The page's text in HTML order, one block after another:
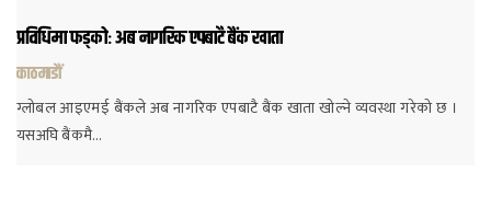
प्रविधिमा फड्कोः अब नागरिक एपबाटै बैंक खाता
काठमाडौं
ग्लोबल आइएमई बैंकले अब नागरिक एपबाटै बैंक खाता खोल्ने व्यवस्था गरेको छ ।
यसअघि बैंकमै…